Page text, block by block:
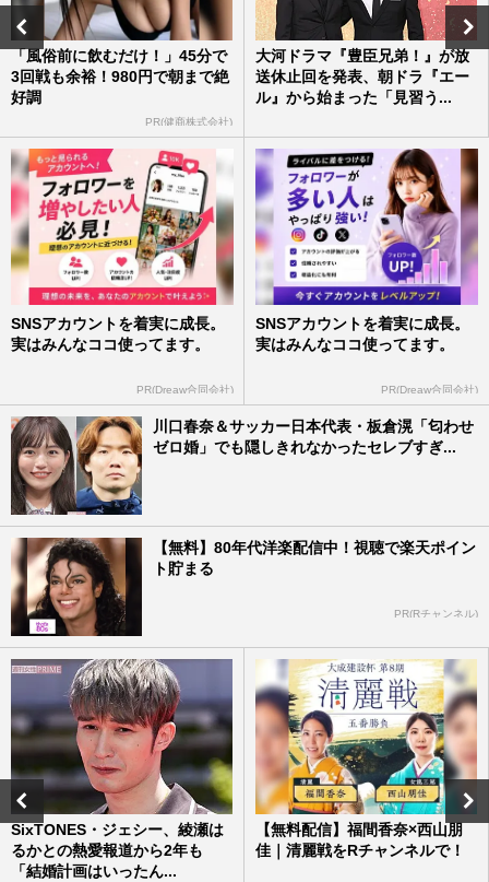
NHK『トリセツショー』で話題「疲れの
原因は隠れ貧血かも」疲労を溜めない鉄＆
たんぱく質“レシピ5選”
週刊女性2026年5月12日・19日号 2026/5/3
《フライパン1つで完成“ワンパン”パスタ
レシピ10選》オイル系・クリーム系・ガッ
ツリ系…フォロワー30万…
週刊女性2026年4月28日・5月5日号 2026/4/26
「風俗前に飲むだけ！」45分で
3回戦も余裕！980円で朝まで絶
好調
PR(健商株式会社)
大河ドラマ『豊臣兄弟！』が放
送休止回を発表、朝ドラ『エー
ル』から始まった「見習う...
SNSアカウントを着実に成長。
実はみんなココ使ってます。
PR(Dreaw合同会社)
SNSアカウントを着実に成長。
実はみんなココ使ってます。
PR(Dreaw合同会社)
川口春奈＆サッカー日本代表・板倉滉「匂わせ
ゼロ婚」でも隠しきれなかったセレブすぎ...
【無料】80年代洋楽配信中！視聴で楽天ポイン
ト貯まる
PR(Rチャンネル)
SixTONES・ジェシー、綾瀬は
るかとの熱愛報道から2年も
「結婚計画はいったん...
【無料配信】福間香奈×西山朋
佳｜清麗戦をRチャンネルで！